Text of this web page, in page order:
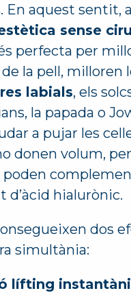
En aquest sentit,
sense
perfecta per
la pell, milloren
labials, els
la papada o
a pujar les
donen volum,
d’àcid hialurònic.
dos
simultània:
lífting